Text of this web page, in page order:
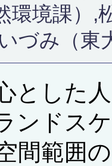
環境課）
づみ（東
とした
ンドス
間範囲